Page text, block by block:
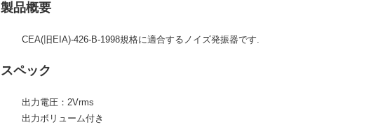
製品概要
CEA(旧EIA)-426-B-1998規格に適合するノイズ発振器です.
スペック
出力電圧：2Vrms
出力ボリューム付き